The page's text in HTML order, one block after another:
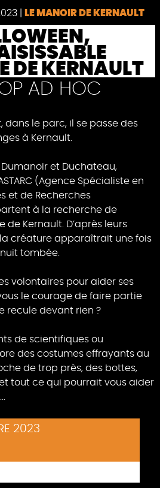
LE MANOIR DE KERNAULT
DE KERNAULT
AD HOC
dans le parc, il se passe des
à Kernault.
et Duchateau,
(Agence Spécialiste en
et de Recherches
à la recherche de
de Kernault. D’après leurs
créature apparaîtrait une fois
nuit tombée.
volontaires pour aider ses
le courage de faire partie
recule devant rien ?
de scientifiques ou
des costumes effrayants au
de trop près, des bottes,
tout ce qui pourrait vous aider
2023